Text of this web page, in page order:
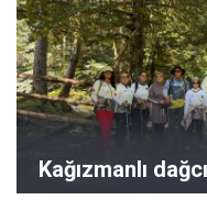
Kağızmanlı